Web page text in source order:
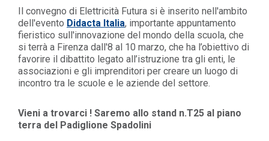
Il convegno di Elettricità Futura si è inserito nell'ambito
dell'evento Didacta Italia, importante appuntamento
fieristico sull'innovazione del mondo della scuola, che
si terrà a Firenza dall'8 al 10 marzo, che ha l’obiettivo di
favorire il dibattito legato all’istruzione tra gli enti, le
associazioni e gli imprenditori per creare un luogo di
incontro tra le scuole e le aziende del settore.
Vieni a trovarci ! Saremo allo stand n.T25 al piano
terra del Padiglione Spadolini